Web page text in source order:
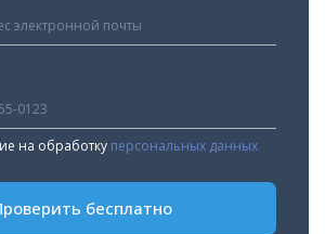
на обработку персональных данных
бесплатно